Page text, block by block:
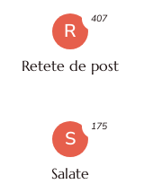
R
Retete de post
407
S
Salate
175